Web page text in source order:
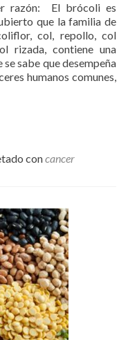
razón: El brócoli es
que la familia de
col, repollo, col
rizada, contiene una
sabe que desempeña
humanos comunes,
concancer